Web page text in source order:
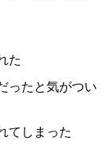
た
ったと気がつい
てしまった